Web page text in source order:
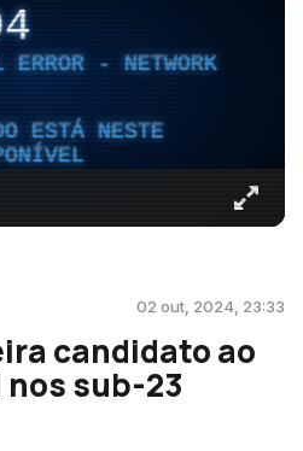
- NETWORK
ESTÁ NESTE
02 out, 2024, 23:33
candidato ao
sub-23